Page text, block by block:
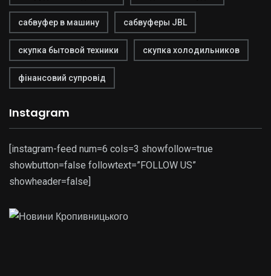
сабвуфер в машину сабвуферы JBL
скупка бытовой техники скупка холодильников
фінансовий супровід
Instagram
[instagram-feed num=6 cols=3 showfollow=true
showbutton=false followtext=”FOLLOW US”
showheader=false]